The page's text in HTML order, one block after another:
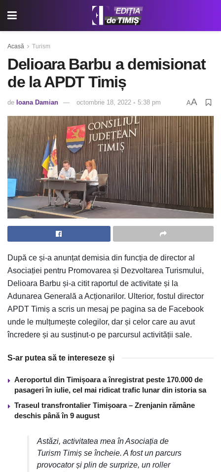
Acasă Turism
Delioara Barbu a demisionat
de la APDT Timiș
de Ioana Damian octombrie 18, 2022 ◦ 5:38 pm AA
După ce și-a anunțat demisia din funcția de director al
Asociației pentru Promovarea și Dezvoltarea Turismului,
Delioara Barbu și-a citit raportul de activitate și la
Adunarea Generală a Acționarilor. Ulterior, fostul director
APDT Timiș a scris un mesaj pe pagina sa de Facebook
unde le mulțumește colegilor, dar și celor care au avut
încredere și au susținut-o pe parcursul activității sale.
S-ar putea să te intereseze și
Aeroportul din Timișoara a înregistrat peste 170.000 de
pasageri în iulie, cel mai ridicat trafic lunar din istoria sa
Traseul transfrontalier Timișoara – Zrenjanin rămâne
deschis până în 9 august
Astăzi, activitatea mea în Asociația de
Turism Timiș se încheie. A fost un parcurs
provocator și plin de surprize, un roller